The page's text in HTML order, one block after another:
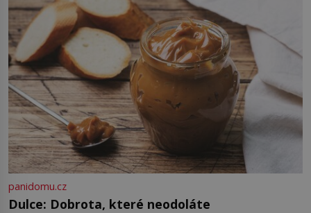
ve skutečnosti je to ocelot. Babou
[…]
panidomu.cz
Dulce: Dobrota, které neodoláte